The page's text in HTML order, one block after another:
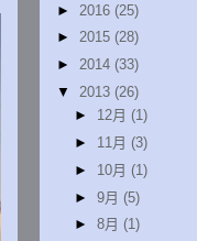
► 2016 (25)
► 2015 (28)
► 2014 (33)
▼ 2013 (26)
► 12月 (1)
► 11月 (3)
► 10月 (1)
► 9月 (5)
► 8月 (1)